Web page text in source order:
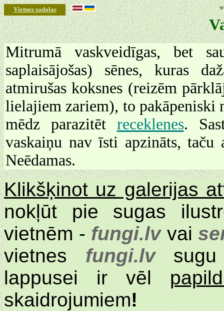
Vietnes sadaļas
Mitrumā vaskveidīgas, bet
saplaisājošas) sēnes, kuras
atmirušas koksnes (reizēm
lielajiem zariem), to pakāpeniski
mēdz parazitēt receklenes.
vaskaiņu nav īsti apzināts,
Neēdamas.
Klikšķinot uz galerijas
nokļūt pie sugas
vietnēm - fungi.lvvai
vietnes fungi.lvsugu
lappusei ir vēl
skaidrojumiem!